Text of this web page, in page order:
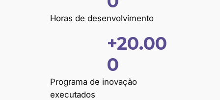
0
0
Horas de desenvolvimento
+
0
+20.00
0
Programa de inovação
executados